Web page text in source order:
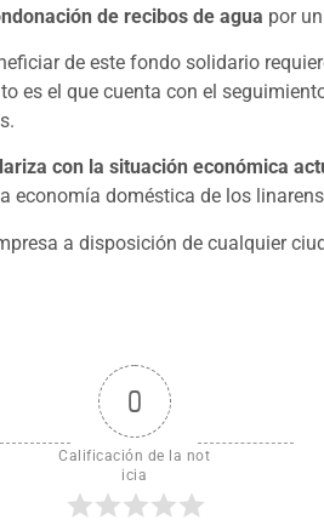
de recibos de agua por
de este fondo solidario
es el que cuenta con el
con la situación económica
economía doméstica de los
a disposición de cualquier
0
Calificación de la not
icia